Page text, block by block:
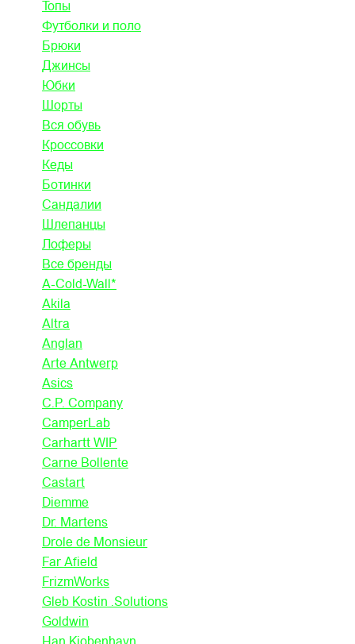
Топы
Футболки и поло
Брюки
Джинсы
Юбки
Шорты
Вся обувь
Кроссовки
Кеды
Ботинки
Сандалии
Шлепанцы
Лоферы
Все бренды
A-Cold-Wall*
Akila
Altra
Anglan
Arte Antwerp
Asics
C.P. Company
CamperLab
Carhartt WIP
Carne Bollente
Castart
Diemme
Dr. Martens
Drole de Monsieur
Far Afield
FrizmWorks
Gleb Kostin .Solutions
Goldwin